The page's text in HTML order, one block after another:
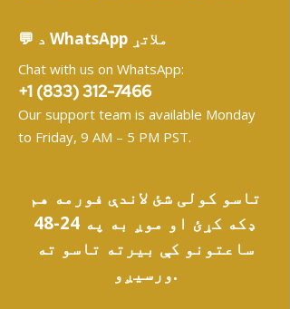
💬 د WhatsApp ملاتړ
Chat with us on WhatsApp:
+1 (833) 312-7466
Our support team is available Monday
to Friday, 9 AM – 5 PM PST.
تاسو کولی شئ لاندې فورمه هم
ډکه کړئ او موږ به په 24-48
ساعتونو کې بیرته تاسو ته
ورسیږو.